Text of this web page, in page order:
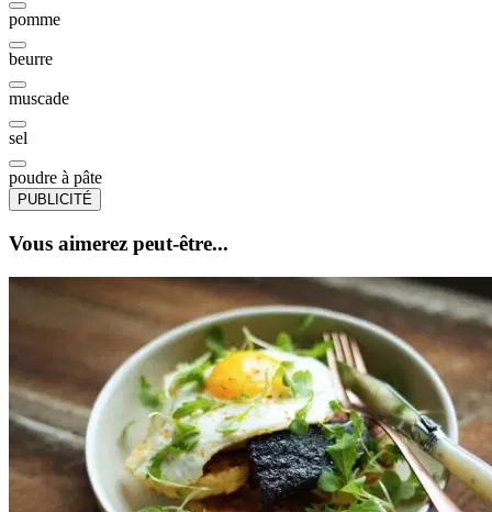
pomme
beurre
muscade
sel
poudre à pâte
PUBLICITÉ
Vous aimerez peut-être...